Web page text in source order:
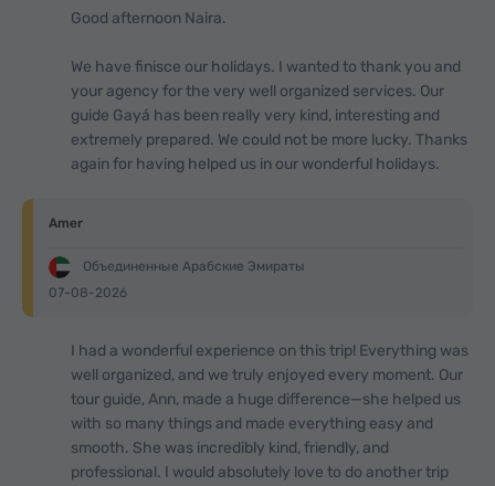
Good afternoon Naira.
We have finisce our holidays. I wanted to thank you and
your agency for the very well organized services. Our
guide Gayá has been really very kind, interesting and
extremely prepared. We could not be more lucky. Thanks
again for having helped us in our wonderful holidays.
Amer
Объединенные Арабские Эмираты
07-08-2026
I had a wonderful experience on this trip! Everything was
well organized, and we truly enjoyed every moment. Our
tour guide, Ann, made a huge difference—she helped us
with so many things and made everything easy and
smooth. She was incredibly kind, friendly, and
professional. I would absolutely love to do another trip